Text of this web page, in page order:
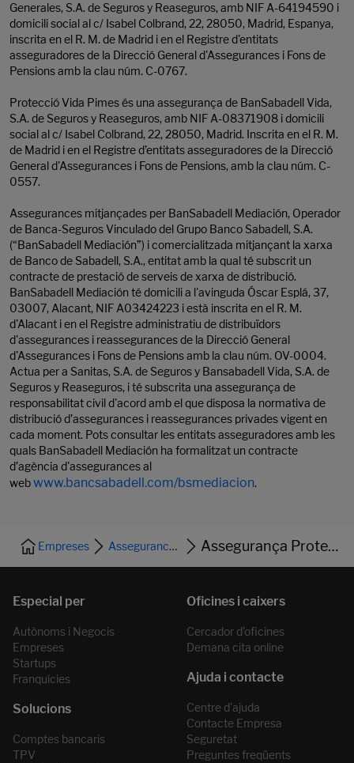
Generales, S.A. de Seguros y Reaseguros, amb NIF A-64194590 i
domicili social al c/ Isabel Colbrand, 22, 28050, Madrid, Espanya,
inscrita en el R. M. de Madrid i en el Registre d'entitats
asseguradores de la Direcció General d'Assegurances i Fons de
Pensions amb la clau núm. C-0767.
Protecció Vida Pimes és una assegurança de BanSabadell Vida,
S.A. de Seguros y Reaseguros, amb NIF A-08371908 i domicili
social al c/ Isabel Colbrand, 22, 28050, Madrid. Inscrita en el R. M.
de Madrid i en el Registre d’entitats asseguradores de la Direcció
General d'Assegurances i Fons de Pensions, amb la clau núm. C-
0557.
Assegurances mitjançades per BanSabadell Mediación, Operador
de Banca-Seguros Vinculado del Grupo Banco Sabadell, S.A.
(“BanSabadell Mediación”) i comercialitzada mitjançant la xarxa
de Banco de Sabadell, S.A., entitat amb la qual té subscrit un
contracte de prestació de serveis de xarxa de distribució.
BanSabadell Mediación té domicili a l'avinguda Óscar Esplá, 37,
03007, Alacant, NIF A03424223 i està inscrita en el R. M.
d'Alacant i en el Registre administratiu de distribuïdors
d'assegurances i reassegurances de la Direcció General
d'Assegurances i Fons de Pensions amb la clau núm. OV-0004.
Actua per a Sanitas, S.A. de Seguros y Bansabadell Vida, S.A. de
Seguros y Reaseguros, i té subscrita una assegurança de
responsabilitat civil d'acord amb el que disposa la normativa de
distribució d’assegurances i reassegurances privades vigent en
cada moment. Pots consultar les entitats asseguradores amb les
quals BanSabadell Mediación ha formalitzat un contracte
d’agència d'assegurances al
webwww.bancsabadell.com/bsmediacion.
Empreses Assegurances i Pensions Assegurança Protecció Salut Pimes
Autònoms i Negocis
Empreses
Startups
Franquícies
Comptes bancaris
TPV
Cercador d’oficines
Demana cita online
Centre d'ajuda
Contacte Empresa
Seguretat
Preguntes freqüents